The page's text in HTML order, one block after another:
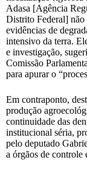
Adasa [Agência
Distrito Federal] não
evidências de
intensivo da terra.
e investigação,
Comissão
para apurar o
Em contraponto,
produção
continuidade das
institucional séria,
pelo deputado
a órgãos de controle